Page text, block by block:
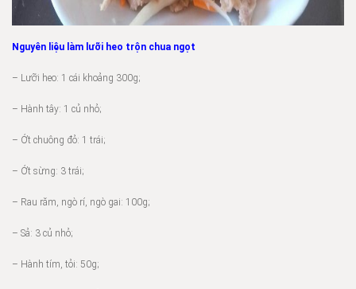
Nguyên liệu làm lưỡi heo trộn chua ngọt
– Lưỡi heo: 1 cái khoảng 300g;
– Hành tây: 1 củ nhỏ;
– Ớt chuông đỏ: 1 trái;
– Ớt sừng: 3 trái;
– Rau răm, ngò rí, ngò gai: 100g;
– Sả: 3 củ nhỏ;
– Hành tím, tỏi: 50g;